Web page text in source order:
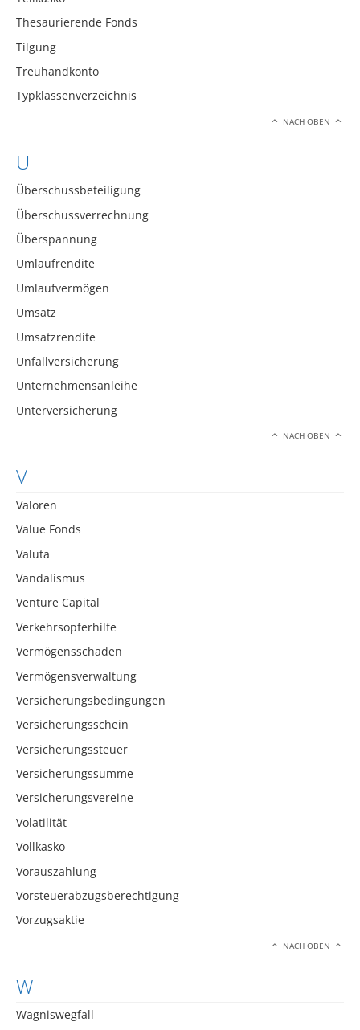
Thesaurierende Fonds
Tilgung
Treuhandkonto
Typklassenverzeichnis
NACH OBEN
U
Überschussbeteiligung
Überschussverrechnung
Überspannung
Umlaufrendite
Umlaufvermögen
Umsatz
Umsatzrendite
Unfallversicherung
Unternehmensanleihe
Unterversicherung
NACH OBEN
V
Valoren
Value Fonds
Valuta
Vandalismus
Venture Capital
Verkehrsopferhilfe
Vermögensschaden
Vermögensverwaltung
Versicherungsbedingungen
Versicherungsschein
Versicherungssteuer
Versicherungssumme
Versicherungsvereine
Volatilität
Vollkasko
Vorauszahlung
Vorsteuerabzugsberechtigung
Vorzugsaktie
NACH OBEN
W
Wagniswegfall